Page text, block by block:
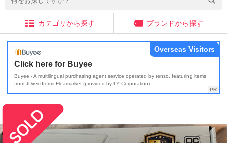
カテゴリから探す ブランドから探す
Click here for Buyee
Buyee - A multilingual purchasing agent service operated by tenso, featuring items
from JDirectItems Fleamarket (provided by LY Corporation)
Overseas Visitors